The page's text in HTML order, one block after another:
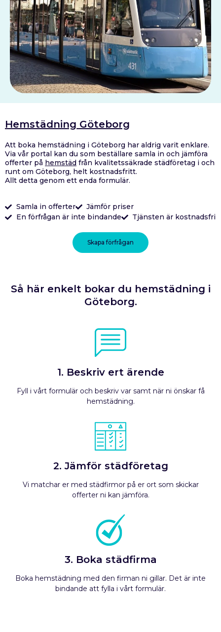
Hemstädning Göteborg
Att boka hemstädning i Göteborg har aldrig varit enklare.
Via vår portal kan du som beställare samla in och jämföra
offerter på hemstäd från kvalitetssäkrade städföretag i och
runt om Göteborg, helt kostnadsfritt.
Allt detta genom ett enda formulär.
Samla in offerter
Jämför priser
En förfrågan är inte bindande
Tjänsten är kostnadsfri
Skapa förfrågan
Så här enkelt bokar du hemstädning i
Göteborg.
1. Beskriv ert ärende
Fyll i vårt formulär och beskriv var samt när ni önskar få
hemstädning.
2. Jämför städföretag
Vi matchar er med städfirmor på er ort som skickar
offerter ni kan jämföra.
3. Boka städfirma
Boka hemstädning med den firman ni gillar. Det är inte
bindande att fylla i vårt formulär.